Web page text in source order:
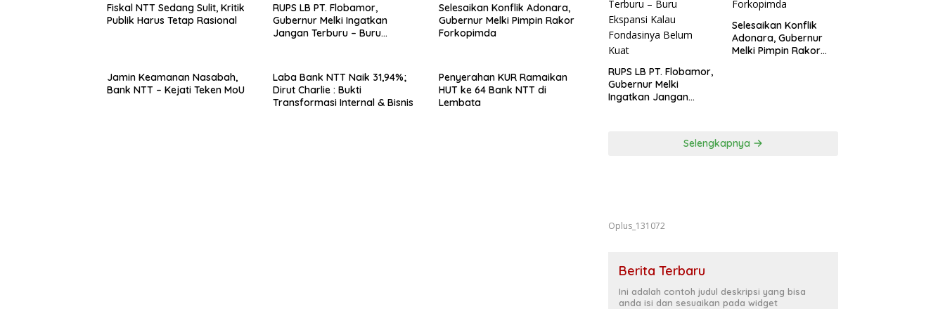
Fiskal NTT Sedang Sulit, Kritik
Publik Harus Tetap Rasional
RUPS LB PT. Flobamor,
Gubernur Melki Ingatkan
Jangan Terburu – Buru
Selesaikan Konflik Adonara,
Gubernur Melki Pimpin Rakor
Forkopimda
Jamin Keamanan Nasabah,
Bank NTT – Kejati Teken MoU
Laba Bank NTT Naik 31,94%;
Dirut Charlie : Bukti
Transformasi Internal & Bisnis
Penyerahan KUR Ramaikan
HUT ke 64 Bank NTT di
Lembata
RUPS LB PT. Flobamor,
Gubernur Melki
Ingatkan Jangan
Selesaikan Konflik
Adonara, Gubernur
Melki Pimpin Rakor
Selengkapnya
Oplus_131072
Berita Terbaru
Ini adalah contoh judul deskripsi yang bisa
anda isi dan sesuaikan pada widget